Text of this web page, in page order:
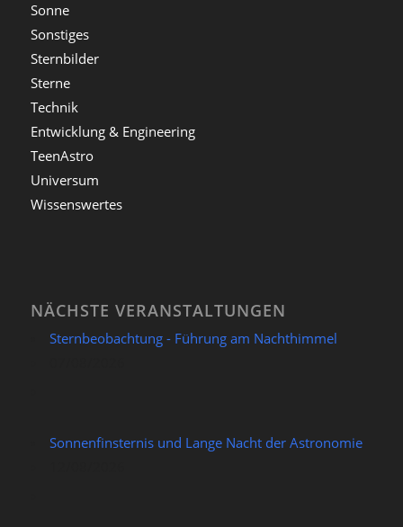
Sonne
Sonstiges
Sternbilder
Sterne
Technik
Entwicklung & Engineering
TeenAstro
Universum
Wissenswertes
NÄCHSTE VERANSTALTUNGEN
Sternbeobachtung - Führung am Nachthimmel
Sonnenfinsternis und Lange Nacht der Astronomie